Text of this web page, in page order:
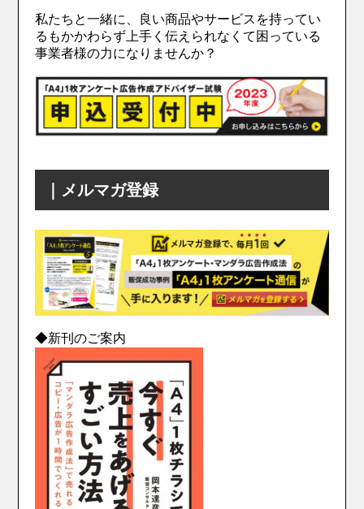
私たちと一緒に、良い商品やサービスを持ってい
るもかかわらず上手く伝えられなくて困っている
事業者様の力になりませんか？
｜メルマガ登録
◆新刊のご案内